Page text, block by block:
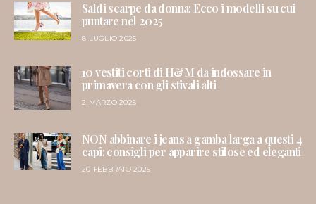
Saldi scarpe da donna: Ecco i modelli su cui
puntare nel 2025
8 LUGLIO 2025
10 vestiti corti di H&M da indossare in
primavera con gli stivali alti
2 MARZO 2025
NON abbinare i jeans a gamba larga a questi 4
capi: consigli per apparire stilose ed eleganti
20 FEBBRAIO 2025